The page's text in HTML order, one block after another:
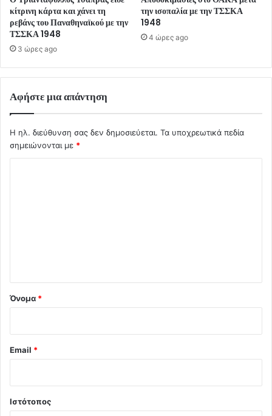
κίτρινη κάρτα και χάνει τη
ρεβάνς του Παναθηναϊκού με την
ΤΣΣΚΑ 1948
3 ώρες ago
την ισοπαλία με την ΤΣΣΚΑ
1948
4 ώρες ago
Αφήστε μια απάντηση
Η ηλ. διεύθυνση σας δεν δημοσιεύεται. Τα υποχρεωτικά πεδία
σημειώνονται με *
Όνομα *
Email *
Ιστότοπος